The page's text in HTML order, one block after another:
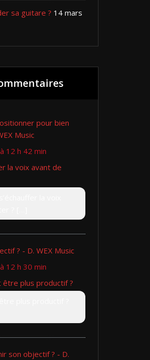
sa guitare ? 14 mars
pour bien
Music
12 h 42 min
la voix avant de
? - D. WEX Music
12 h 30 min
être plus productif ?
son objectif ? - D.